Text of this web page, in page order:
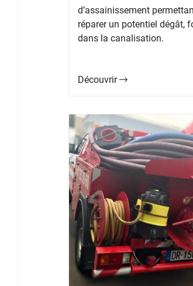
d’assainissement
réparer un potentiel dégât,
dans la canalisation.
Découvrir